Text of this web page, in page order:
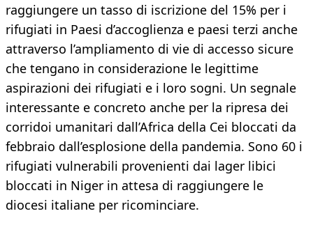
raggiungere un tasso di iscrizione del 15% per i
rifugiati in Paesi d’accoglienza e paesi terzi anche
attraverso l’ampliamento di vie di accesso sicure
che tengano in considerazione le legittime
aspirazioni dei rifugiati e i loro sogni. Un segnale
interessante e concreto anche per la ripresa dei
corridoi umanitari dall’Africa della Cei bloccati da
febbraio dall’esplosione della pandemia. Sono 60 i
rifugiati vulnerabili provenienti dai lager libici
bloccati in Niger in attesa di raggiungere le
diocesi italiane per ricominciare.